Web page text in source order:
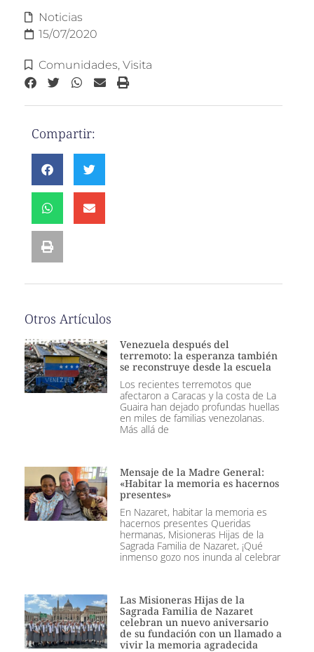
Noticias
15/07/2020
Comunidades, Visita
Compartir:
Otros Artículos
Venezuela después del
terremoto: la esperanza también
se reconstruye desde la escuela
Los recientes terremotos que
afectaron a Caracas y la costa de La
Guaira han dejado profundas huellas
en miles de familias venezolanas.
Más allá de
Mensaje de la Madre General:
«Habitar la memoria es hacernos
presentes»
En Nazaret, habitar la memoria es
hacernos presentes Queridas
hermanas, Misioneras Hijas de la
Sagrada Familia de Nazaret, ¡Qué
inmenso gozo nos inunda al celebrar
Las Misioneras Hijas de la
Sagrada Familia de Nazaret
celebran un nuevo aniversario
de su fundación con un llamado a
vivir la memoria agradecida